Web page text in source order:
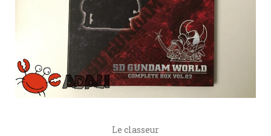
Le classeur